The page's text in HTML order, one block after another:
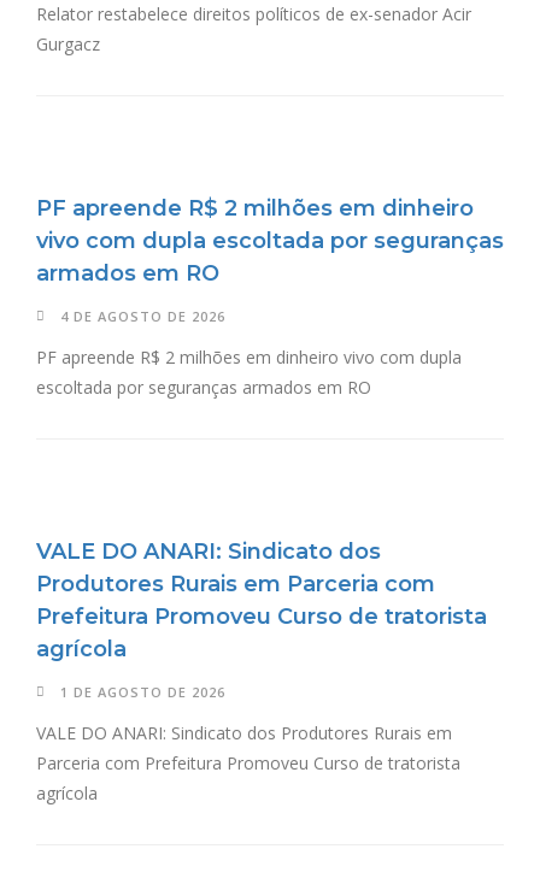
Relator restabelece direitos políticos de ex-senador Acir
Gurgacz
PF apreende R$ 2 milhões em dinheiro
vivo com dupla escoltada por seguranças
armados em RO
4 DE AGOSTO DE 2026
PF apreende R$ 2 milhões em dinheiro vivo com dupla
escoltada por seguranças armados em RO
VALE DO ANARI: Sindicato dos
Produtores Rurais em Parceria com
Prefeitura Promoveu Curso de tratorista
agrícola
1 DE AGOSTO DE 2026
VALE DO ANARI: Sindicato dos Produtores Rurais em
Parceria com Prefeitura Promoveu Curso de tratorista
agrícola